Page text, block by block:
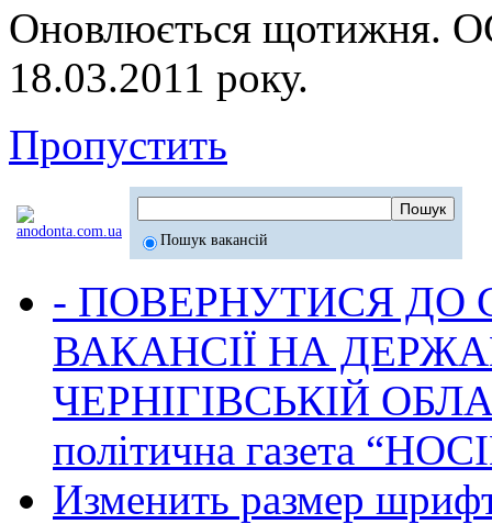
Оновлюється
18.03.2011 року.
Пропустить
Пошук вакансій
- ПОВЕРНУТИСЯ ДО
ВАКАНСІЇ НА
ЧЕРНІГІВСЬКІЙ
політична газета
Изменить размер